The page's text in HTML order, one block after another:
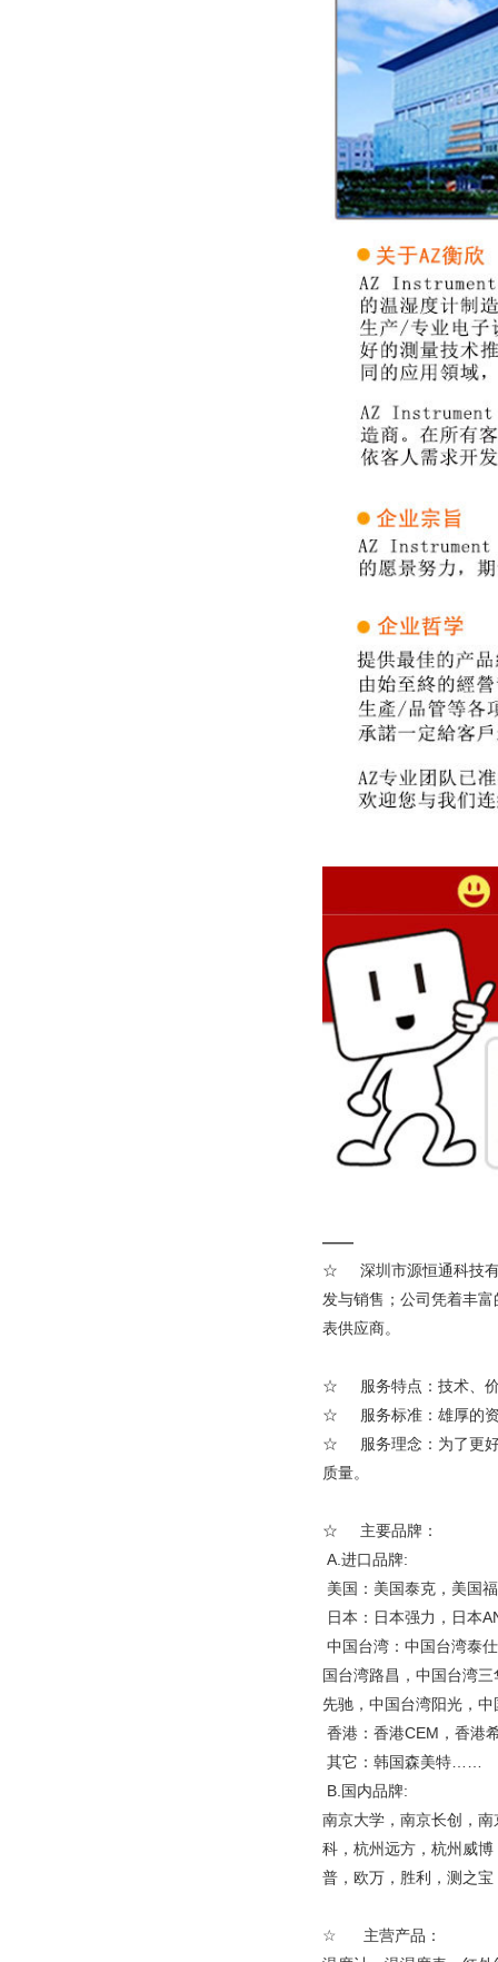
——
☆ 深圳市源恒通科技有
发与销售；公司凭着丰
表供应商。
☆ 服务特点：技术、价
☆ 服务标准：雄厚的资
☆ 服务理念：为了更好
质量。
☆ 主要品牌：
A.进口品牌:
美国：美国泰克，美国
日本：日本强力，日本
中国台湾：中国台湾泰
国台湾路昌，中国台湾
先驰，中国台湾阳光，
香港：香港CEM，香港
其它：韩国森美特……
B.国内品牌:
南京大学，南京长创，
科，杭州远方，杭州威
普，欧万，胜利，测之
☆ 主营产品：